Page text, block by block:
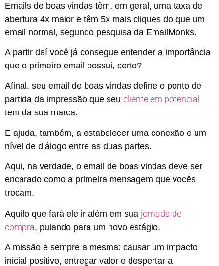
Emails de boas vindas têm, em geral, uma taxa de
abertura 4x maior e têm 5x mais cliques do que um
email normal, segundo pesquisa da EmailMonks.
A partir daí você já consegue entender a importância
que o primeiro email possui, certo?
Afinal, seu email de boas vindas define o ponto de
partida da impressão que seu cliente em potencial
tem da sua marca.
E ajuda, também, a estabelecer uma conexão e um
nível de diálogo entre as duas partes.
Aqui, na verdade, o email de boas vindas deve ser
encarado como a primeira mensagem que vocês
trocam.
Aquilo que fará ele ir além em sua jornada de
compra, pulando para um novo estágio.
A missão é sempre a mesma: causar um impacto
inicial positivo, entregar valor e despertar a